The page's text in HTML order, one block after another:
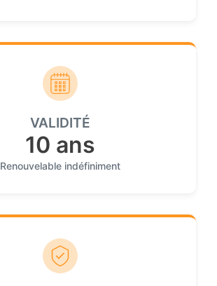
VALIDITÉ
10 ans
Renouvelable indéfiniment